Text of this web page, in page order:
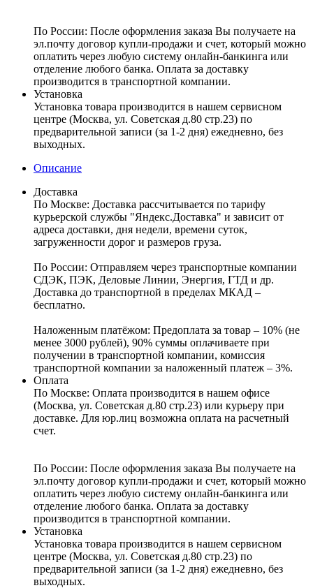
По России: После оформления заказа Вы получаете на
эл.почту договор купли-продажи и счет, который можно
оплатить через любую систему онлайн-банкинга или
отделение любого банка. Оплата за доставку
производится в транспортной компании.
Установка
Установка товара производится в нашем сервисном
центре (Москва, ул. Советская д.80 стр.23) по
предварительной записи (за 1-2 дня) ежедневно, без
выходных.
Описание
Доставка
По Москве: Доставка рассчитывается по тарифу
курьерской службы "Яндекс.Доставка" и зависит от
адреса доставки, дня недели, времени суток,
загруженности дорог и размеров груза.
По России: Отправляем через транспортные компании
СДЭК, ПЭК, Деловые Линии, Энергия, ГТД и др.
Доставка до транспортной в пределах МКАД –
бесплатно.
Наложенным платёжом: Предоплата за товар – 10% (не
менее 3000 рублей), 90% суммы оплачиваете при
получении в транспортной компании, комиссия
транспортной компании за наложенный платеж – 3%.
Оплата
По Москве: Оплата производится в нашем офисе
(Москва, ул. Советская д.80 стр.23) или курьеру при
доставке. Для юр.лиц возможна оплата на расчетный
счет.
По России: После оформления заказа Вы получаете на
эл.почту договор купли-продажи и счет, который можно
оплатить через любую систему онлайн-банкинга или
отделение любого банка. Оплата за доставку
производится в транспортной компании.
Установка
Установка товара производится в нашем сервисном
центре (Москва, ул. Советская д.80 стр.23) по
предварительной записи (за 1-2 дня) ежедневно, без
выходных.